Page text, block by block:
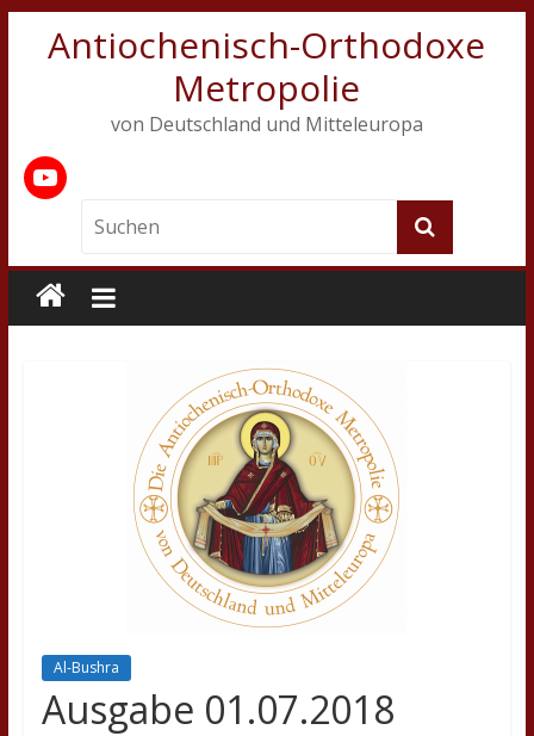
Antiochenisch-Orthodoxe
Metropolie
von Deutschland und Mitteleuropa
Al-Bushra
Ausgabe 01.07.2018